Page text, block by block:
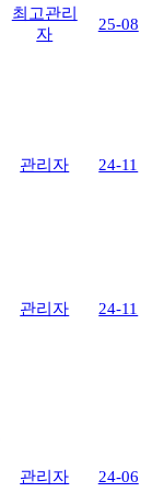
최고관리
자
25-08
관리자 24-11
관리자 24-11
관리자 24-06